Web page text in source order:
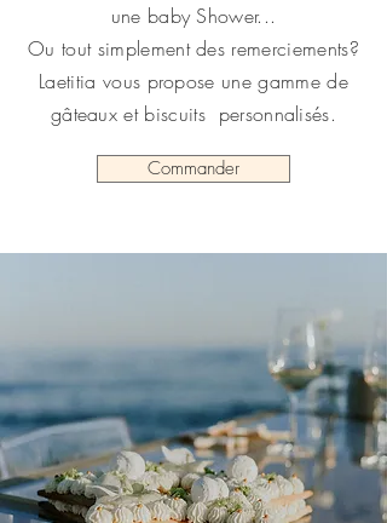
une baby Shower...
Ou tout simplement des remerciements?
Laetitia vous propose une gamme de
gâteaux et biscuits personnalisés.
Commander